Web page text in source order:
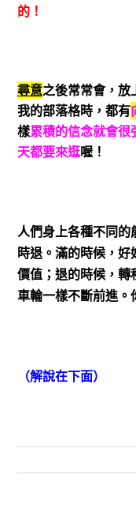
的！
尋意之後常常會，放
我的部落格時，都有
樣累積的信念就會很
天都要來逛喔！
人們身上各種不同的
時退。滿的時候，
價值；退的時候，轉
車輪一樣不斷前進。
（解說在下面）